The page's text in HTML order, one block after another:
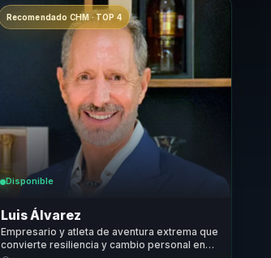
Recomendado CHM · TOP 4
Disponible
Luis Álvarez
Empresario y atleta de aventura extrema que
convierte resiliencia y cambio personal en